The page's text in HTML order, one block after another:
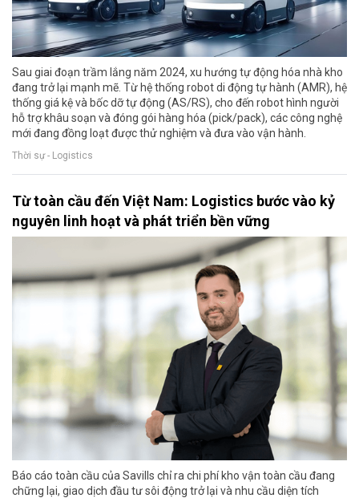
Sau giai đoạn trầm lắng năm 2024, xu hướng tự động hóa nhà kho
đang trở lại mạnh mẽ. Từ hệ thống robot di động tự hành (AMR), hệ
thống giá kệ và bốc dỡ tự động (AS/RS), cho đến robot hình người
hỗ trợ khâu soạn và đóng gói hàng hóa (pick/pack), các công nghệ
mới đang đồng loạt được thử nghiệm và đưa vào vận hành.
Thời sự - Logistics
Từ toàn cầu đến Việt Nam: Logistics bước vào kỷ
nguyên linh hoạt và phát triển bền vững
Báo cáo toàn cầu của Savills chỉ ra chi phí kho vận toàn cầu đang
chững lại, giao dịch đầu tư sôi động trở lại và nhu cầu diện tích